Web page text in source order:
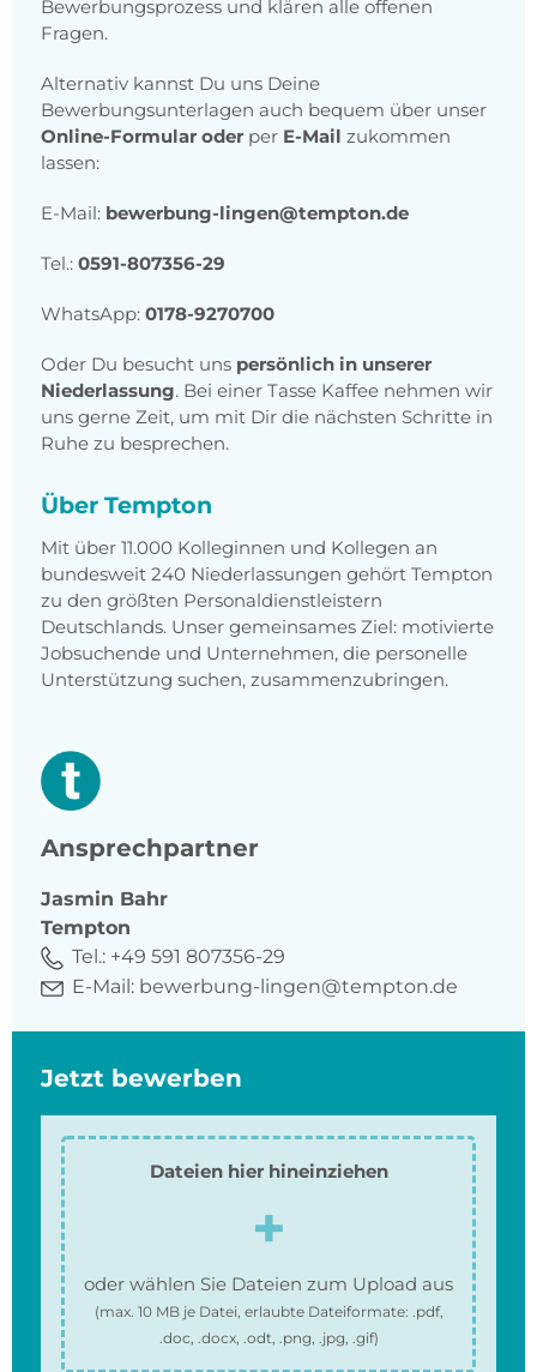
Bewerbungsprozess und klären alle offenen
Fragen.
Alternativ kannst Du uns Deine
Bewerbungsunterlagen auch bequem über unser
Online-Formular oder per E-Mail zukommen
lassen:
E-Mail: bewerbung-lingen@tempton.de
Tel.: 0591-807356-29
WhatsApp: 0178-9270700
Oder Du besucht uns persönlich in unserer
Niederlassung. Bei einer Tasse Kaffee nehmen wir
uns gerne Zeit, um mit Dir die nächsten Schritte in
Ruhe zu besprechen.
Über Tempton
Mit über 11.000 Kolleginnen und Kollegen an
bundesweit 240 Niederlassungen gehört Tempton
zu den größten Personaldienstleistern
Deutschlands. Unser gemeinsames Ziel: motivierte
Jobsuchende und Unternehmen, die personelle
Unterstützung suchen, zusammenzubringen.
Ansprechpartner
Jasmin Bahr
Tempton
Tel.: +49 591 807356-29
E-Mail: bewerbung-lingen@tempton.de
Jetzt bewerben
Dateien hier hineinziehen
oder wählen Sie Dateien zum Upload aus
(max. 10 MBje Datei, erlaubte Dateiformate: .pdf,
.doc, .docx, .odt, .png, .jpg, .gif)